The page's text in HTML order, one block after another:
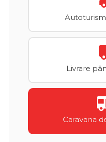
Livrare
Caravana